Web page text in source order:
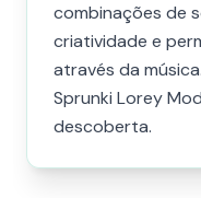
combinações de
criatividade e
através da
Sprunki Lorey
descoberta.